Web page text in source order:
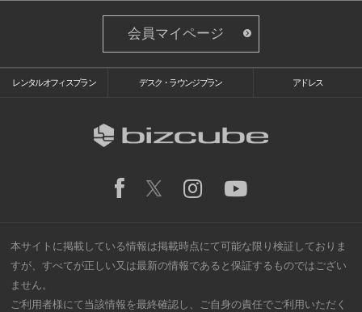
会員マイページ
レンタルオフィスプラン デスク・ラウンジプラン アドレス
本サイトに掲載している情報は掲載時点にて可能な限り検証しておりま
すが、すべてが正しい又は最新の情報であると保証するものではござい
ません。
ご利用者様にて当該情報を最終確認し、ご自身の責任でご利用いただく